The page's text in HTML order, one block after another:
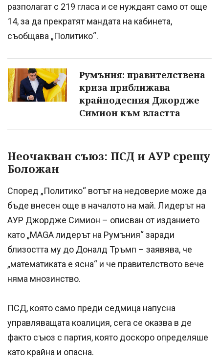
разполагат с 219 гласа и се нуждаят само от още
14, за да прекратят мандата на кабинета,
съобщава „Политико“.
Румъния: правителствена
криза приближава
крайнодесния Джордже
Симион към властта
Неочакван съюз: ПСД и АУР срещу
Боложан
Според „Политико“ вотът на недоверие може да
бъде внесен още в началото на май. Лидерът на
АУР Джордже Симион – описван от изданието
като „MAGA лидерът на Румъния“ заради
близостта му до Доналд Тръмп – заявява, че
„математиката е ясна“ и че правителството вече
няма мнозинство.
ПСД, която само преди седмица напусна
управляващата коалиция, сега се оказва в де
факто съюз с партия, която доскоро определяше
като крайна и опасна.